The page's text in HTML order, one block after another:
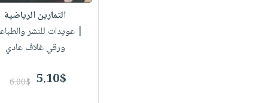
التمارين الرياضية
| عويدات للنشر
ورقي غلاف عادي
5.10$
6.00$